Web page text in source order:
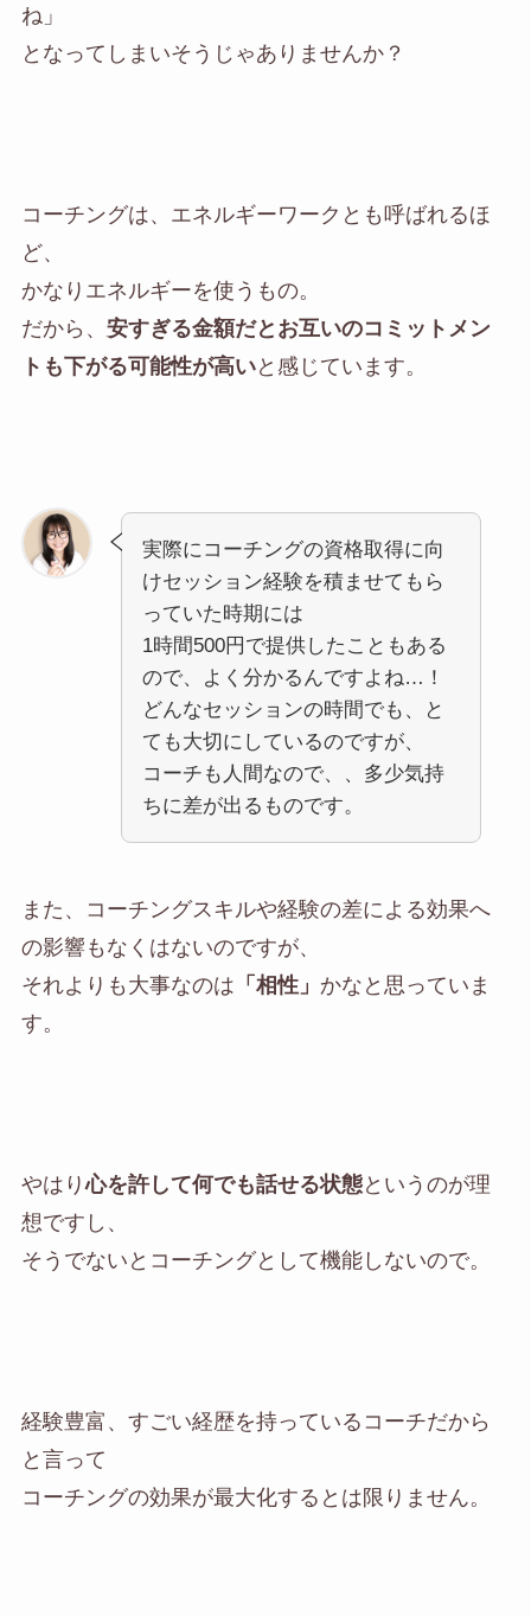
ね」
となってしまいそうじゃありませんか？
コーチングは、エネルギーワークとも呼ばれるほ
ど、
かなりエネルギーを使うもの。
だから、 安すぎる金額だと お互いのコミットメン
トも下がる可能性が高いと感じています。
実際にコーチングの資格取得に向
けセッション経験を積ませてもら
っていた時期には
1時間500円で提供したこともある
ので、よく分かるんですよね…！
どんなセッションの時間でも、と
ても大切にしているのですが、
コーチも人間なので、、多少気持
ちに差が出るものです。
また、コーチングスキルや経験の差による効果へ
の影響もなくはないのですが、
それよりも大事なのは 「相性」 かなと思っていま
す。
やはり心を許して何でも話せる状態というのが理
想ですし、
そうでないとコーチングとして機能しないので。
経験豊富、すごい経歴を持っているコーチだから
と言って
コーチングの効果が最大化するとは限りません。